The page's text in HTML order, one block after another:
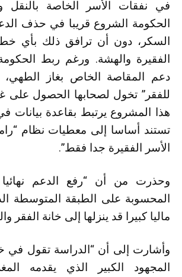
في نفقات الأسر الخاصة بالنقل
الحكومة الشروع قريبا في حذف
السكر، دون أن ترافق ذلك بأي
الفقيرة والهشة. ورغم ربط
دعم المقاصة الخاص بغاز الطهي،
للفقر” تخول لصحابها الحصول على
هذا المشروع يرتبط بقاعدة بيانات
تستند أساسا إلى معطيات نظام
الأسر الفقيرة جدا فقط”.
وحذرت من أن “رفع الدعم
المحسوبة على الطبقة المتوسطة
ماليا كبيرا قد ينزلها إلى خانة الفقر
وأشارت إلى أن “الدراسة تقول في
المجهود الكبير الذي يقدمه